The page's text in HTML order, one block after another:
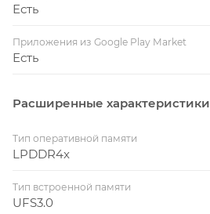
Есть
Приложения из Google Play Market
Есть
Расширенные характеристики
Тип оперативной памяти
LPDDR4x
Тип встроенной памяти
UFS3.0